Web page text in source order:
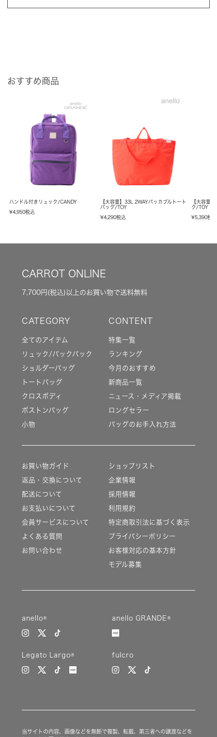
おすすめ商品
ハンドル付きリュック/CANDY
¥4,950税込
【大容量】33L 2WAYパッカブルトート
バッグ/TOY
¥4,290税込
【大容量
ク/TOY
¥5,390税込
CARROT ONLINE
7,700円(税込)以上のお買い物で送料無料
全てのアイテム
リュック/バックパック
ショルダーバッグ
トートバッグ
クロスボディ
ボストンバッグ
小物
特集一覧
ランキング
今月のおすすめ
新商品一覧
ニュース・メディア掲載
ロングセラー
バッグのお手入れ方法
お買い物ガイド
返品・交換について
配送について
お支払いについて
会員サービスについて
よくある質問
お問い合わせ
ショップリスト
企業情報
採用情報
利用規約
特定商取引法に基づく表示
プライバシーポリシー
お客様対応の基本方針
モデル募集
anello® anello GRANDE®
Legato Largo® fulcro
当サイトの内容、画像などを無断で複製、転載、第三者への譲渡などを